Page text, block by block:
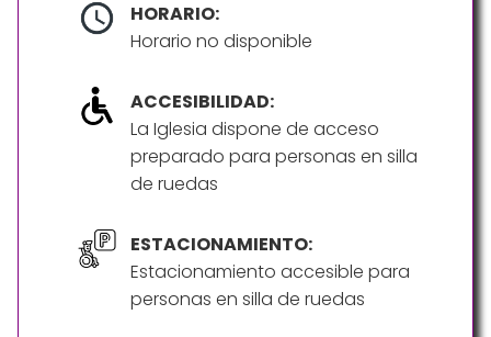
HORARIO:
Horario no disponible
ACCESIBILIDAD:
La Iglesia dispone de acceso
preparado para personas en silla
de ruedas
ESTACIONAMIENTO:
Estacionamiento accesible para
personas en silla de ruedas